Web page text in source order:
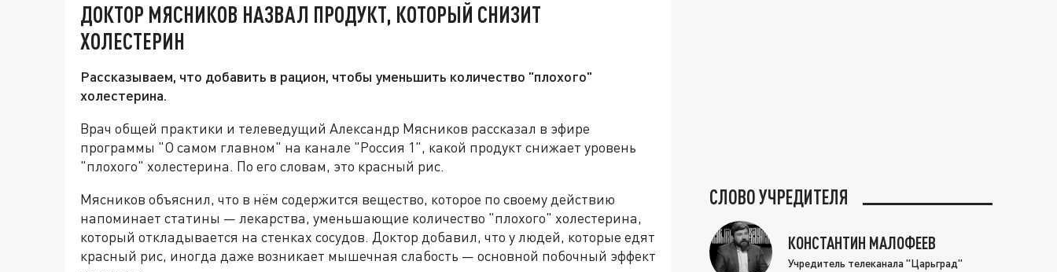
ДОКТОР МЯСНИКОВ НАЗВАЛ ПРОДУКТ, КОТОРЫЙ СНИЗИТ
ХОЛЕСТЕРИН
Рассказываем, что добавить в рацион, чтобы уменьшить количество "плохого"
холестерина.
Врач общей практики и телеведущий Александр Мясников рассказал в эфире
программы "О самом главном" на канале "Россия 1", какой продукт снижает уровень
"плохого" холестерина. По его словам, это красный рис.
Мясников объяснил, что в нём содержится вещество, которое по своему действию
напоминает статины — лекарства, уменьшающие количество "плохого" холестерина,
который откладывается на стенках сосудов. Доктор добавил, что у людей, которые едят
красный рис, иногда даже возникает мышечная слабость — основной побочный эффект
СЛОВО УЧРЕДИТЕЛЯ
КОНСТАНТИН МАЛОФЕЕВ
Учредитель телеканала "Царьград"